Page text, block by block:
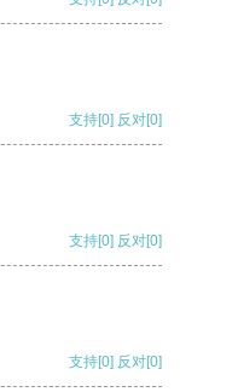
支持[0] 反对[0]
支持[0] 反对[0]
支持[0] 反对[0]